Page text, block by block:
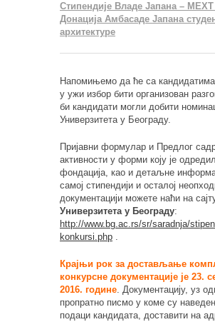
Стипендије Владе Јапана – MEXT
Донација Амбасаде Јапана
архитектуре
Напомињемо да ће са кандидатима
у ужи избор бити организован
би кандидати могли добити
Универзитета у Београду.
Пријавни формулар и Предлог
активности у форми коју је
фондација, као и детаљне
самој стипендији и осталој
документацији можете наћи на
Универзитета у Београду:
http://www.bg.ac.rs/sr/saradnja/
konkursi.php .
Крајњи рок за достављање
конкурсне документације је 23.
2016. године. Документацију, уз
пропратно писмо у коме су
подаци кандидата, доставити на